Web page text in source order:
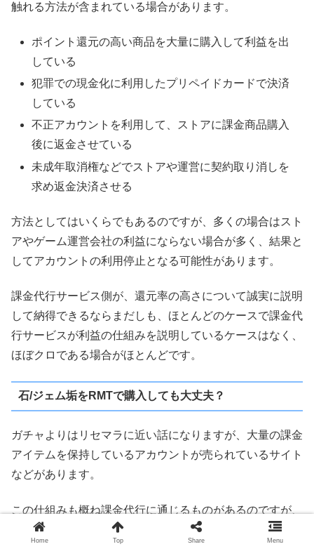
触れる方法が含まれている場合があります。
ポイント還元の高い商品を大量に購入して利益を出
している
犯罪での現金化に利用したプリペイドカードで決済
している
不正アカウントを利用して、ストアに課金商品購入
後に返金させている
未成年取消権などでストアや運営に契約取り消しを
求め返金決済させる
方法としてはいくらでもあるのですが、多くの場合はスト
アやゲーム運営会社の利益にならない場合が多く、結果と
してアカウントの利用停止となる可能性があります。
課金代行サービス側が、還元率の高さについて誠実に説明
して納得できるならまだしも、ほとんどのケースで課金代
行サービスが利益の仕組みを説明しているケースはなく、
ほぼクロである場合がほとんどです。
石/ジェム垢をRMTで購入しても大丈夫？
ガチャよりはリセマラに近い話になりますが、大量の課金
アイテムを保持しているアカウントが売られているサイト
などがあります。
この仕組みも概ね課金代行に通じるものがあるのですが、
石垢と課金代行の違いは、以下の通り。
Home Top Share Menu